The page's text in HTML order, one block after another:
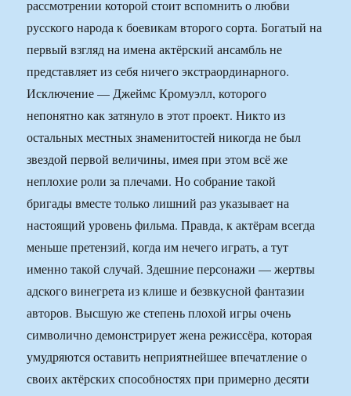
рассмотрении которой стоит вспомнить о любви
русского народа к боевикам второго сорта. Богатый на
первый взгляд на имена актёрский ансамбль не
представляет из себя ничего экстраординарного.
Исключение — Джеймс Кромуэлл, которого
непонятно как затянуло в этот проект. Никто из
остальных местных знаменитостей никогда не был
звездой первой величины, имея при этом всё же
неплохие роли за плечами. Но собрание такой
бригады вместе только лишний раз указывает на
настоящий уровень фильма. Правда, к актёрам всегда
меньше претензий, когда им нечего играть, а тут
именно такой случай. Здешние персонажи — жертвы
адского винегрета из клише и безвкусной фантазии
авторов. Высшую же степень плохой игры очень
символично демонстрирует жена режиссёра, которая
умудряются оставить неприятнейшее впечатление о
своих актёрских способностях при примерно десяти